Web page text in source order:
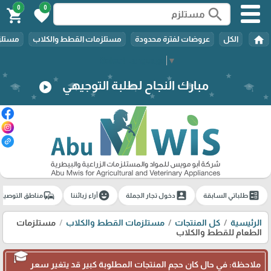
▼
search
0
favorite
0
shopping_cart
home الكل عروضات لفترة محدودة مستلزمات القطط والكلاب
مبارك النجاح لطلبة التوجيهي play_circle
ballotطلباتي السابقة account_boxدخول تجار الجملة emoji_emotionsآراء زبائننا commuteمناطق
الرئيسية كل المنتجات مستلزمات القطط والكلاب
مستلزمات
الطعام للقطط والكلاب
ملاحظة: في حال كان حجم المنتجات المطلوبة كبير قد يتغير سعر